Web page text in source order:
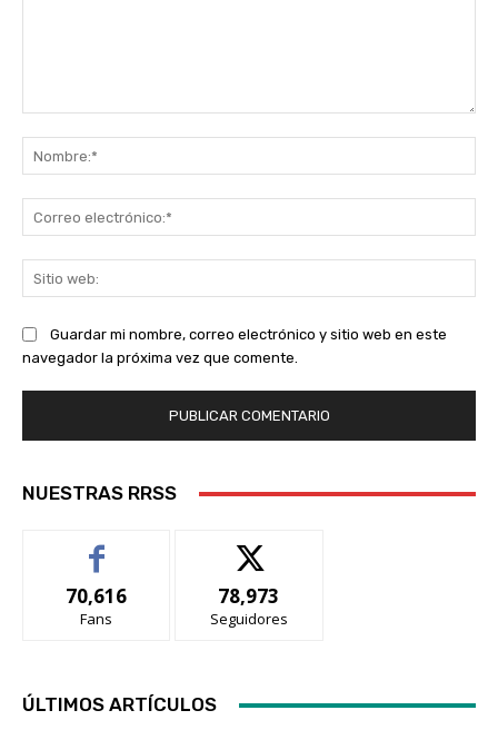
Guardar mi nombre, correo electrónico y sitio web en este
navegador la próxima vez que comente.
NUESTRAS RRSS
70,616
Fans
78,973
Seguidores
ÚLTIMOS ARTÍCULOS